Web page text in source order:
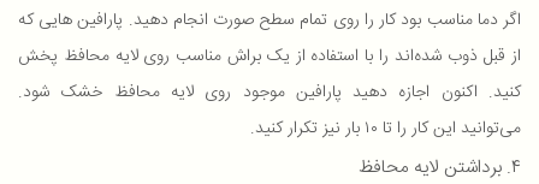
اگر دما مناسب بود کار را روی تمام سطح صورت انجام دهید. پارافین هایی که
از قبل ذوب شده‌اند را با استفاده از یک براش مناسب روی لایه محافظ پخش
کنید. اکنون اجازه دهید پارافین موجود روی لایه محافظ خشک شود.
می‌توانید این کار را تا ۱۰ بار نیز تکرار کنید.
۴. برداشتن لایه محافظ